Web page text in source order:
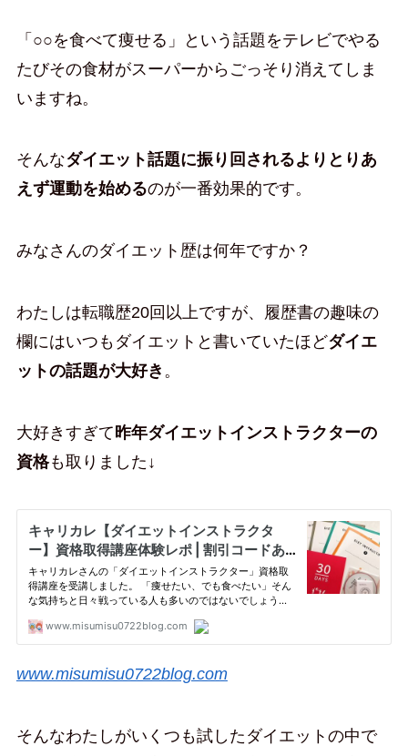
「○○を食べて痩せる」という話題をテレビでやる
たびその食材がスーパーからごっそり消えてしま
いますね。
そんなダイエット話題に振り回されるよりとりあ
えず運動を始めるのが一番効果的です。
みなさんのダイエット歴は何年ですか？
わたしは転職歴20回以上ですが、履歴書の趣味の
欄にはいつもダイエットと書いていたほどダイエ
ットの話題が大好き 。
大好きすぎて 昨年ダイエットインストラクターの
資格も取りました↓
www.misumisu0722blog.com
そんなわたしがいくつも試したダイエットの中で